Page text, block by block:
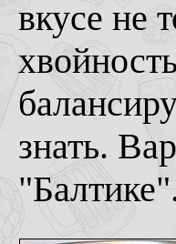
вкусе не
знать.